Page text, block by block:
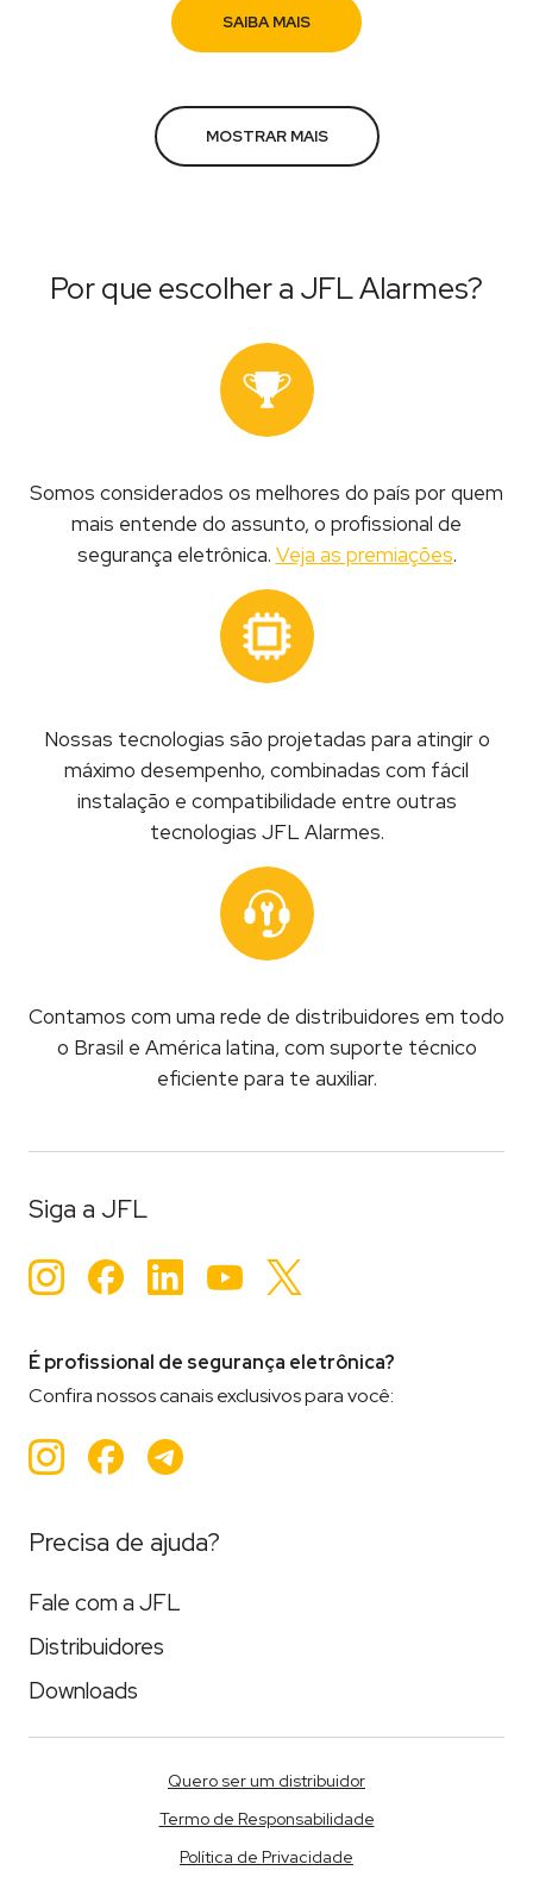
SAIBA MAIS
MOSTRAR MAIS
Por que escolher a JFL Alarmes?
Somos considerados os melhores do país por quem
mais entende do assunto, o profissional de
segurança eletrônica. Veja as premiações.
Nossas tecnologias são projetadas para atingir o
máximo desempenho, combinadas com fácil
instalação e compatibilidade entre outras
tecnologias JFL Alarmes.
Contamos com uma rede de distribuidores em todo
o Brasil e América latina, com suporte técnico
eficiente para te auxiliar.
Siga a JFL
Instagram
Facebook
LinkedInYouTube
É profissional de segurança eletrônica?
Confira nossos canais exclusivos para você:
Instagram
Facebook
Teleram
Precisa de ajuda?
Fale com a JFL
Distribuidores
Downloads
Quero ser um distribuidor
Termo de Responsabilidade
Política de Privacidade